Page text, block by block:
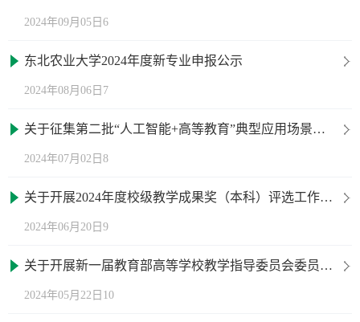
2024年09月05日6
东北农业大学2024年度新专业申报公示
2024年08月06日7
关于征集第二批“人工智能+高等教育”典型应用场景案例的通知
2024年07月02日8
关于开展2024年度校级教学成果奖（本科）评选工作的通知
2024年06月20日9
关于开展新一届教育部高等学校教学指导委员会委员推荐工作的通知
2024年05月22日10